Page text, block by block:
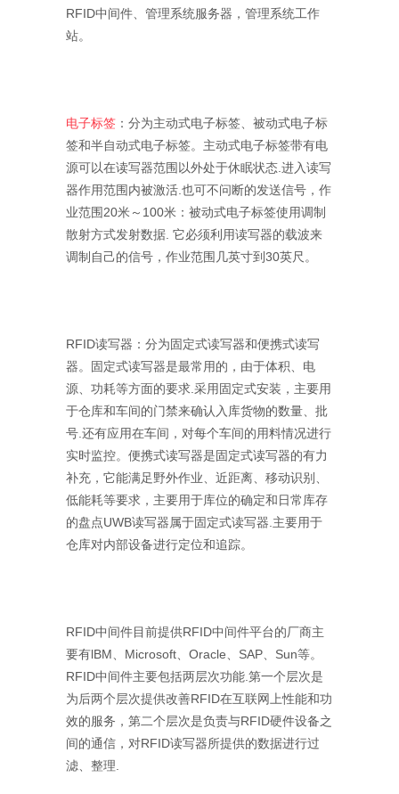
RFID中间件、管理系统服务器，管理系统工作
站。
电子标签 ：分为主动式电子标签、被动式电子标
签和半自动式电子标签。主动式电子标签带有电
源可以在读写器范围以外处于休眠状态.进入读写
器作用范围内被激活.也可不问断的发送信号，作
业范围20米～100米：被动式电子标签使用调制
散射方式发射数据. 它必须利用读写器的载波来
调制自己的信号，作业范围几英寸到30英尺。
RFID读写器：分为固定式读写器和便携式读写
器。固定式读写器是最常用的，由于体积、电
源、功耗等方面的要求.采用固定式安装，主要用
于仓库和车间的门禁来确认入库货物的数量、批
号.还有应用在车间，对每个车间的用料情况进行
实时监控。便携式读写器是固定式读写器的有力
补充，它能满足野外作业、近距离、移动识别、
低能耗等要求，主要用于库位的确定和日常库存
的盘点UWB读写器属于固定式读写器.主要用于
仓库对内部设备进行定位和追踪。
RFID中间件目前提供RFID中间件平台的厂商主
要有lBM、Microsoft、Oracle、SAP、Sun等。
RFID中间件主要包括两层次功能.第一个层次是
为后两个层次提供改善RFID在互联网上性能和功
效的服务，第二个层次是负责与RFID硬件设备之
间的通信，对RFID读写器所提供的数据进行过
滤、整理.